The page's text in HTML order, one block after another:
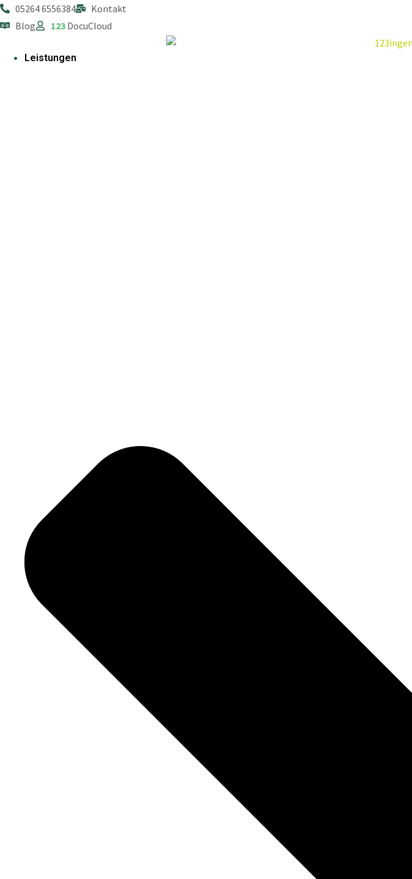
05264 6556384
Kontakt
Blog
123 DocuCloud
Leistungen